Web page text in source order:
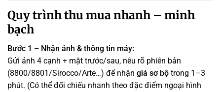
Quy trình thu mua nhanh – minh
bạch
Bước 1 – Nhận ảnh & thông tin máy:
Gửi ảnh 4 cạnh + mặt trước/sau, nêu rõ phiên bản
(8800/8801/Sirocco/Arte…) để nhận giá sơ bộ trong 1–3
phút. (Có thể đối chiếu nhanh theo đặc điểm ngoại hình